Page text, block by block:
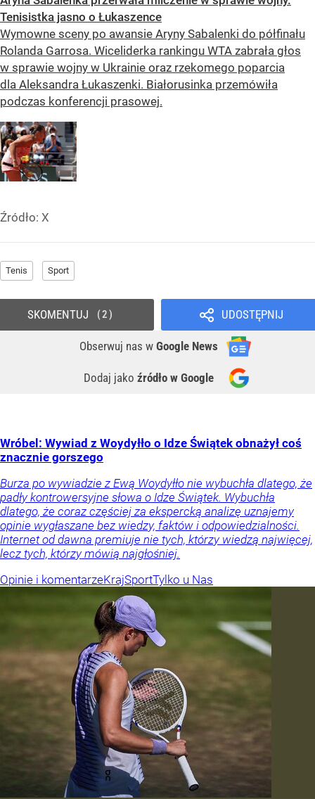
Tenisistka jasno o Łukaszence
Wymowne sceny po awansie Aryny Sabalenki do półfinału
Rolanda Garrosa. Wiceliderka rankingu WTA zabrała głos
w sprawie wojny w Ukrainie oraz rzekomego poparcia
dla Aleksandra Łukaszenki. Białorusinka przemówiła
podczas konferencji prasowej.
Źródło: X
Tenis Sport
UDOSTĘPNIJ
Obserwuj nas w Google News
Dodaj jako źródło w Google
SKOMENTUJ 2
Wróbel: Wywiad z Woydyłło o Idze Świątek obnażył coś
znacznie gorszego
Burza po wywiadzie z Ewą Woydyłło nie wybuchła dlatego, że
padły kontrowersyjne słowa o Idze Świątek. Wybuchła
dlatego, że coraz częściej za ekspercką analizę uznajemy
opinie wygłaszane bez wiedzy, faktów i odpowiedzialności.
Internet od dawna premiuje nie tych, którzy wiedzą najwięcej,
lecz tych, którzy mówią najgłośniej.
Opinie i komentarzeKrajSportTylko u Nas